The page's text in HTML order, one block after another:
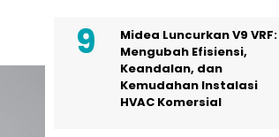
Midea Luncurkan V9 VRF:
Mengubah Efisiensi,
Keandalan, dan
Kemudahan Instalasi
HVAC Komersial